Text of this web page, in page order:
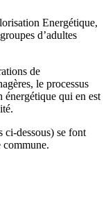
Energétique,
d’adultes
de
le processus
énergétique qui en est
ci-dessous) se font
commune.